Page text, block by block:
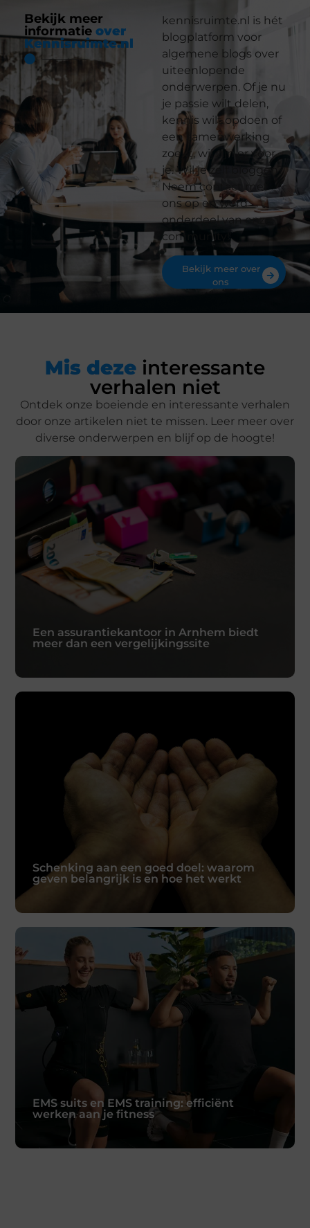
Bekijk meer
informatie over
Kennisruimte.nl
kennisruimte.nl is hét
blogplatform voor
algemene blogs over
uiteenlopende
onderwerpen. Of je nu
je passie wilt delen,
kennis wilt opdoen of
een samenwerking
zoekt, wij zijn er voor
je. Wil je zelf bloggen?
Neem contact met
ons op en word
onderdeel van onze
community!
Bekijk meer over
ons
Mis deze interessante
verhalen niet
Ontdek onze boeiende en interessante verhalen
door onze artikelen niet te missen. Leer meer over
diverse onderwerpen en blijf op de hoogte!
Een assurantiekantoor in Arnhem biedt
meer dan een vergelijkingssite
Een assurantiekantoor in Arnhem biedt
meer dan een vergelijkingssite
Verzekeringen afsluiten kan
tegenwoordig in een paar klikken, maar
dat betekent niet dat het altijd de beste
Lees verder
Schenking aan een goed doel: waarom
geven belangrijk is en hoe het werkt
Schenking aan een goed doel: waarom
geven belangrijk is en hoe het werkt
Een schenking aan een goed doel is een
mooie manier om bij te dragen aan een
betere wereld. Of het
Lees verder
EMS suits en EMS training: efficiënt
werken aan je fitness